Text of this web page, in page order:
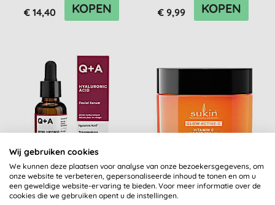
€ 14,40 KOPEN € 9,99 KOPEN
Q+A Gezichtsserum
Hyalyronzuur
Sukin Glow Active-C
Vitamine C Boost Crème
Wij gebruiken cookies
We kunnen deze plaatsen voor analyse van onze bezoekersgegevens, om
onze website te verbeteren, gepersonaliseerde inhoud te tonen en om u
een geweldige website-ervaring te bieden. Voor meer informatie over de
cookies die we gebruiken opent u de instellingen.